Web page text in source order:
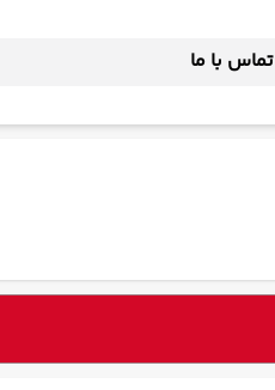
تماس با ما